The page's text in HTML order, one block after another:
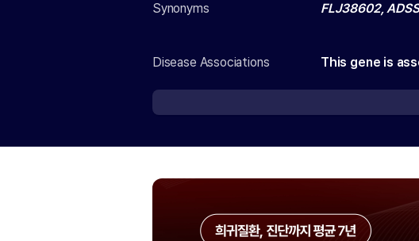
Synonyms
FLJ38602,
Disease Associations This gene is